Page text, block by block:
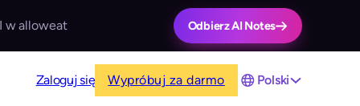
w alloweat Odbierz AI Notes
Zaloguj się Wypróbuj za darmo Polski